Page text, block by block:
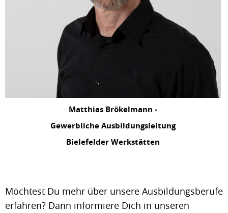
Matthias Brökelmann -
Gewerbliche Ausbildungsleitung
Bielefelder Werkstätten
Möchtest Du mehr über unsere Ausbildungsberufe
erfahren? Dann informiere Dich in unseren